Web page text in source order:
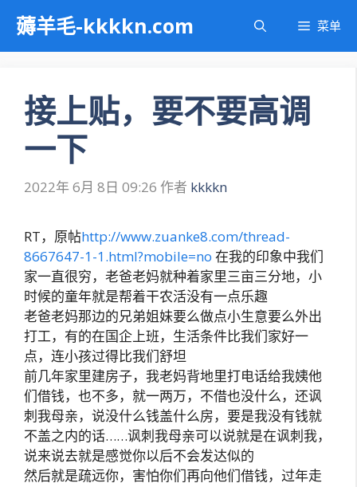
内
薅羊毛-kkkkn.com 菜单
接上贴，要不要高调
一下
2022年 6月 8日 09:26 作者 kkkkn
RT，原帖http://www.zuanke8.com/thread-
8667647-1-1.html?mobile=no 在我的印象中我们
家一直很穷，老爸老妈就种着家里三亩三分地，小
时候的童年就是帮着干农活没有一点乐趣
老爸老妈那边的兄弟姐妹要么做点小生意要么外出
打工，有的在国企上班，生活条件比我们家好一
点，连小孩过得比我们舒坦
前几年家里建房子，我老妈背地里打电话给我姨他
们借钱，也不多，就一两万，不借也没什么，还讽
刺我母亲，说没什么钱盖什么房，要是我没有钱就
不盖之内的话……讽刺我母亲可以说就是在讽刺我，
说来说去就是感觉你以后不会发达似的
然后就是疏远你，害怕你们再向他们借钱，过年走